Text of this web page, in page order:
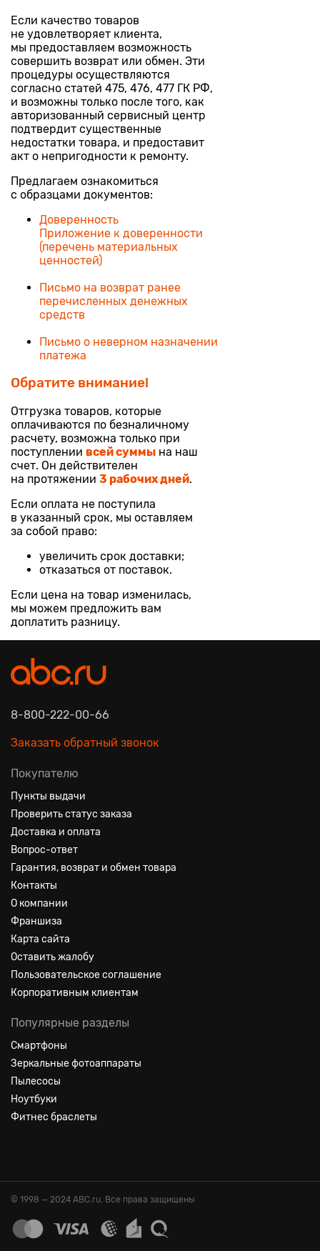
Если качество товаров
не удовлетворяет клиента,
мы предоставляем возможность
совершить возврат или обмен. Эти
процедуры осуществляются
согласно статей 475, 476, 477 ГК РФ,
и возможны только после того, как
авторизованный сервисный центр
подтвердит существенные
недостатки товара, и предоставит
акт о непригодности к ремонту.
Предлагаем ознакомиться
с образцами документов:
Доверенность
Приложение к доверенности
(перечень материальных
ценностей)
Письмо на возврат ранее
перечисленных денежных
средств
Письмо о неверном назначении
платежа
Обратите внимание!
Отгрузка товаров, которые
оплачиваются по безналичному
расчету, возможна только при
поступлении всей суммы на наш
счет. Он действителен
на протяжении 3 рабочих дней.
Если оплата не поступила
в указанный срок, мы оставляем
за собой право:
увеличить срок доставки;
отказаться от поставок.
Если цена на товар изменилась,
мы можем предложить вам
доплатить разницу.
8-800-222-00-66
Заказать обратный звонок
Покупателю
Пункты выдачи
Проверить статус заказа
Доставка и оплата
Вопрос-ответ
Гарантия, возврат и обмен товара
Контакты
О компании
Франшиза
Карта сайта
Оставить жалобу
Пользовательское соглашение
Корпоративным клиентам
Популярные разделы
Смартфоны
Зеркальные фотоаппараты
Пылесосы
Ноутбуки
Фитнес браслеты
© 1998 — 2024 ABC.ru. Все права защищены